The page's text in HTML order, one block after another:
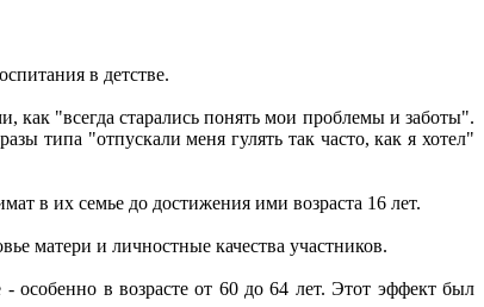
в детстве.
как "всегда старались понять мои проблемы и заботы".
типа "отпускали меня гулять так часто, как я хотел"
в их семье до достижения ими возраста 16 лет.
матери и личностные качества участников.
особенно в возрасте от 60 до 64 лет. Этот эффект был